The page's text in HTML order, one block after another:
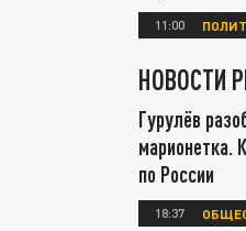
11:00
НОВОСТИ
Гурулёв
марионетка.
по России
18:37